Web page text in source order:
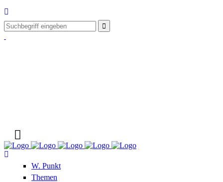
W. Punkt
Themen